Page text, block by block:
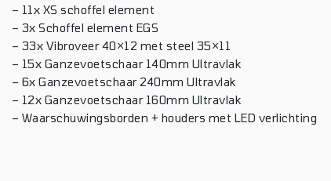
– 11x XS schoffel element
– 3x Schoffel element EGS
– 33x Vibroveer 40×12 met steel 35×11
– 15x Ganzevoetschaar 140mm Ultravlak
– 6x Ganzevoetschaar 240mm Ultravlak
– 12x Ganzevoetschaar 160mm Ultravlak
– Waarschuwingsborden + houders met LED verlichting